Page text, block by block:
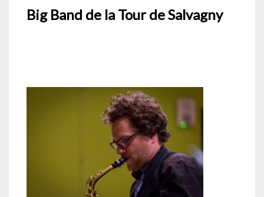
Big Band de la Tour de Salvagny